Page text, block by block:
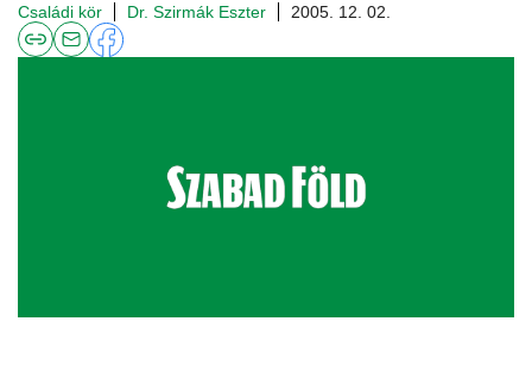
Családi kör Dr. Szirmák Eszter 2005. 12. 02.